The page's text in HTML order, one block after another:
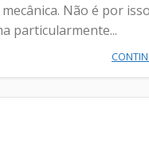
Não é por
particularmente...